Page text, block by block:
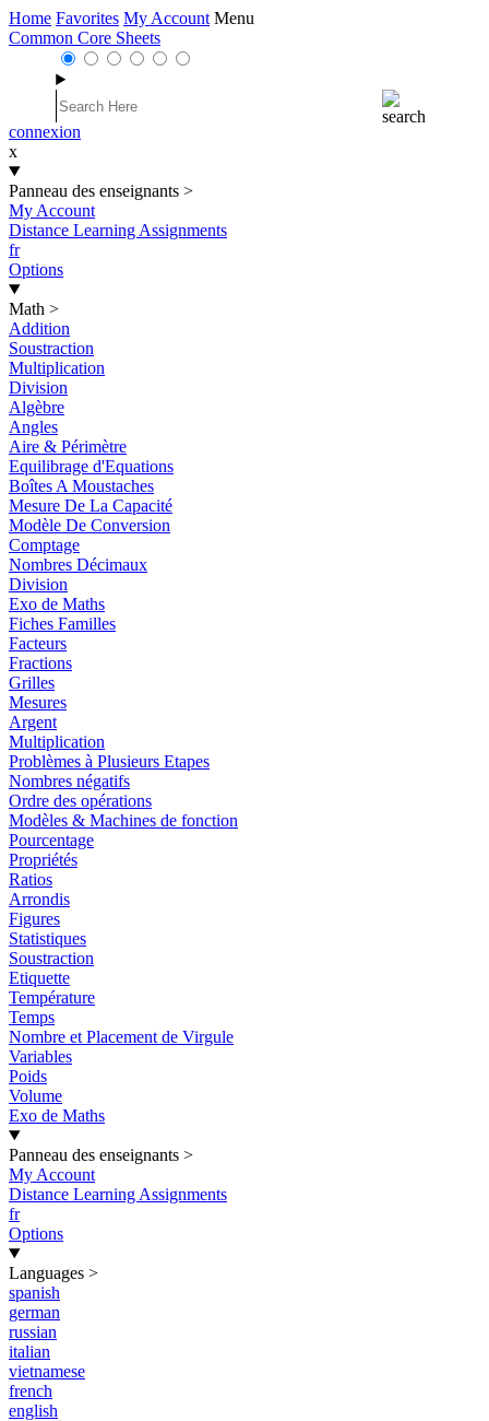
Home Favorites My Account Menu
Common Core Sheets
connexion
x
Panneau des enseignants >
My Account
Distance Learning Assignments
fr
Options
Math >
Addition
Soustraction
Multiplication
Division
Algèbre
Angles
Aire & Périmètre
Equilibrage d'Equations
Boîtes A Moustaches
Mesure De La Capacité
Modèle De Conversion
Comptage
Nombres Décimaux
Division
Exo de Maths
Fiches Familles
Facteurs
Fractions
Grilles
Mesures
Argent
Multiplication
Problèmes à Plusieurs Etapes
Nombres négatifs
Ordre des opérations
Modèles & Machines de fonction
Pourcentage
Propriétés
Ratios
Arrondis
Figures
Statistiques
Soustraction
Etiquette
Température
Temps
Nombre et Placement de Virgule
Variables
Poids
Volume
Exo de Maths
Panneau des enseignants >
My Account
Distance Learning Assignments
fr
Options
Languages >
spanish
german
russian
italian
vietnamese
french
english